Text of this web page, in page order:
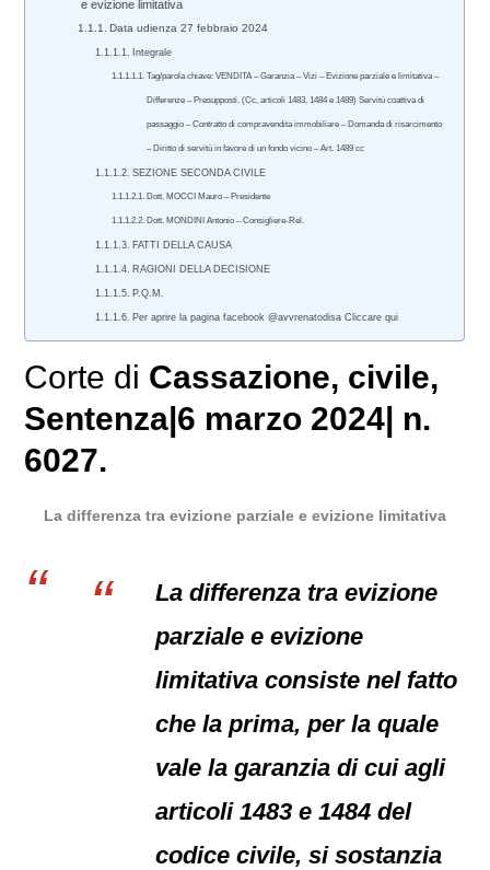
e evizione limitativa
Data udienza 27 febbraio 2024
Integrale
Tag/parola chiave: VENDITA – Garanzia – Vizi – Evizione parziale e limitativa –
Differenze – Presupposti. (Cc, articoli 1483, 1484 e 1489) Servitù coattiva di
passaggio – Contratto di compravendita immobiliare – Domanda di risarcimento
– Diritto di servitù in favore di un fondo vicino – Art. 1489 cc
SEZIONE SECONDA CIVILE
Dott. MOCCI Mauro – Presidente
Dott. MONDINI Antonio – Consigliere-Rel.
FATTI DELLA CAUSA
RAGIONI DELLA DECISIONE
P.Q.M.
Per aprire la pagina facebook @avvrenatodisa Cliccare qui
Corte di Cassazione, civile,
Sentenza|6 marzo 2024| n.
6027.
La differenza tra evizione parziale e evizione limitativa
La differenza tra evizione
parziale e evizione
limitativa consiste nel fatto
che la prima, per la quale
vale la garanzia di cui agli
articoli 1483 e 1484 del
codice civile, si sostanzia